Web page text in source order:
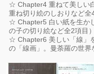
☆ Chapter4 重ねて美しい
重ね切り絵のしおりなど全
☆ Chapter5 白い紙を生か
の子の切り絵など全2項目）
☆ Chapter6 美しい「線」
の「線画」。曼荼羅の世界